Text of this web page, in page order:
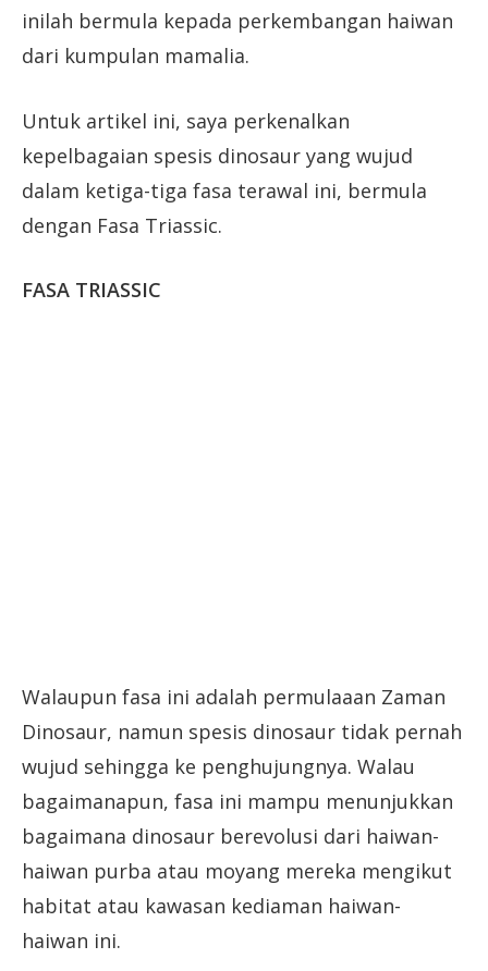
inilah bermula kepada perkembangan haiwan
dari kumpulan mamalia.
Untuk artikel ini, saya perkenalkan
kepelbagaian spesis dinosaur yang wujud
dalam ketiga-tiga fasa terawal ini, bermula
dengan Fasa Triassic.
FASA TRIASSIC
Walaupun fasa ini adalah permulaaan Zaman
Dinosaur, namun spesis dinosaur tidak pernah
wujud sehingga ke penghujungnya. Walau
bagaimanapun, fasa ini mampu menunjukkan
bagaimana dinosaur berevolusi dari haiwan-
haiwan purba atau moyang mereka mengikut
habitat atau kawasan kediaman haiwan-
haiwan ini.